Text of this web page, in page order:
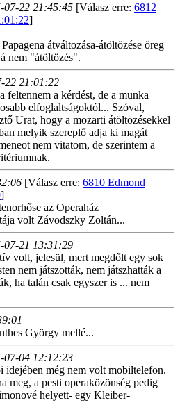
07-22 21:45:45 [Válasz erre: 6812
]
átváltozása-átöltözése öreg
nem "átöltözés".
22 21:01:22
a kérdést, de a munka
elfoglaltságoktól... Szóval,
Urat, hogy a mozarti átöltözésekkel
melyik szereplő adja ki magát
nem vitatom, de szerintem a
[Válasz erre: 6810 Edmond
]
az Operaház
volt Závodszky Zoltán...
07-21 13:31:29
volt, jelesül, mert megdőlt egy sok
nem játszották, nem játszhatták a
ha talán csak egyszer is ... nem
György mellé...
07-04 12:12:23
idejében még nem volt mobiltelefon.
meg, a pesti operaközönség pedig
helyett- egy Kleiber-